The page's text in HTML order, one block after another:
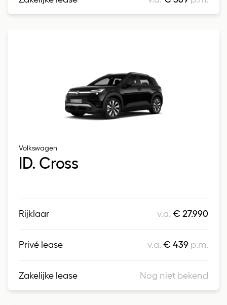
Volkswagen
ID. Cross
Rijklaar v.a.€ 27.990
Privé lease v.a.€ 439 p.m.
Zakelijke lease Nog niet bekend